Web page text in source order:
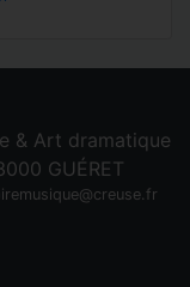
& Art dramatique
GUÉRET